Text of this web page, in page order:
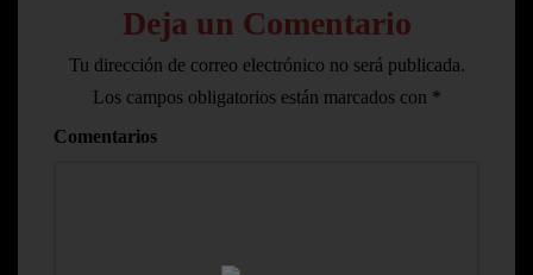
Deja un Comentario
Tu dirección de correo electrónico no será publicada.
Los campos obligatorios están marcados con *
Comentarios